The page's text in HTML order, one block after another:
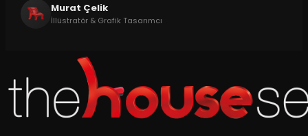
Murat Çelik
İllüstratör & Grafik Tasarımcı